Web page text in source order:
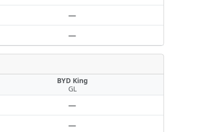
—
—
BYD King
GL
—
—